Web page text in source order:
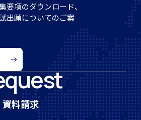
要項のダウンロード、
出願についてのご案
資料請求
GALLERY